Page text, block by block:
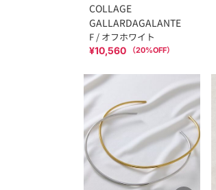
COLLAGE
GALLARDAGALANTE
F / オフホワイト
¥10,560 （20%OFF）